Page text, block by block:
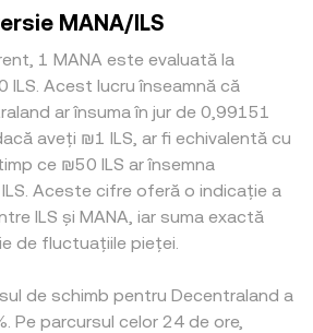
MANA/ILS
1 MANA este evaluată la
ILS. Acest lucru înseamnă că
ar însuma în jur de 0,99151
aveți ₪1 ILS, ar fi echivalentă cu
ce ₪50 ILS ar însemna
Aceste cifre oferă o indicație a
ILS și MANA, iar suma exactă
de fluctuațiile pieței.
de schimb pentru Decentraland a
Pe parcursul celor 24 de ore,